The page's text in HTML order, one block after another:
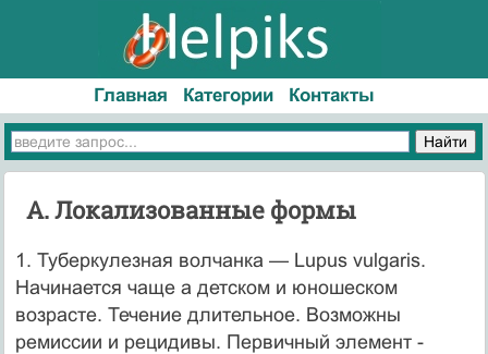
Главная Категории Контакты
А. Локализованные формы
1. Туберкулезная волчанка — Lupus vulgaris.
Начинается чаще а детском и юношеском
возрасте. Течение длительное. Возможны
ремиссии и рецидивы. Первичный элемент -